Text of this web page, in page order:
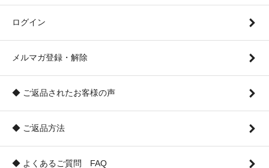
ログイン
メルマガ登録・解除
◆ ご返品されたお客様の声
◆ ご返品方法
◆ よくあるご質問 FAQ